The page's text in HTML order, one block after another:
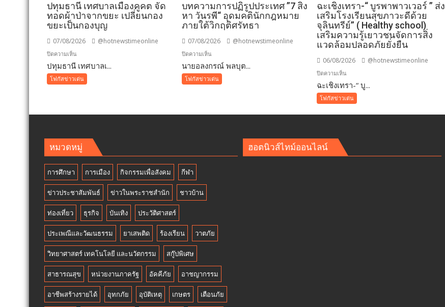
ปทุมธานี เทศบาลเมืองคูคต จัด
ทอดผ้าป่าจากขยะ เปลี่ยนกอง
ขยะเป็นกองบุญ
07/08/2026 @hotnewstimeonline
ปิดความเห็น
ปทุมธานี
เทศบาล
เมือง
จาก
ขยะ
เปลี่ยน
กอง
ขยะ
เป็นก
บุญ
ปทุมธานี เทศบาลเ...
โฟกัสข่าวเด่น
บทความการปฏิรูปประเทศ ”7 สิง
หา วันรพี“ อุดมคตินักกฎหมาย
ภายใต้วิกฤติศรัทธา
07/08/2026 @hotnewstimeonline
ปิดความเห็น
บทความ
การ
ปฏิรูป
รพี“
ศรัทธา
นายอลงกรณ์ พลบุต...
โฟกัสข่าวเด่น
ฉะเชิงเทรา-​“ บูรพาพาวเวอร์ ” ส่ง
เสริมโรงเรียนสุขภาวะดีด้วย
จุลินทรีย์” ( Healthy school)
เสริมความรู้เยาวชนจัดการสิ่ง
แวดล้อมปลอดภัยยั่งยืน
06/08/2026 @hotnewstimeonline
ปิดความเห็น
ฉะเชิงเทรา-​
“
บูร
เวอร์
ฉะเชิงเทรา-​“ บู...
โฟกัสข่าวเด่น
หมวดหมู่
การศึกษา การเมือง กิจกรรมเพื่อสังคม กีฬา
ข่าวประชาสัมพันธ์ ข่าวในพระราชสำนัก ชาวบ้าน
ท่องเที่ยว ธุรกิจ บันเทิง ประวัติศาสตร์
ประเพณีและวัฒนธรรม ยาเสพติด ร้องเรียน วาตภัย
วิทยาศาสตร์ เทคโนโลยี และนวัตกรรม สกู๊ปพิเศษ
สาธารณสุข หน่วยงานภาครัฐ อัคคีภัย อาชญากรรม
อาชีพสร้างรายได้ อุทกภัย อุบัติเหตุ เกษตร เตือนภัย
ฮอตนิวส์ไทม์ออนไลน์